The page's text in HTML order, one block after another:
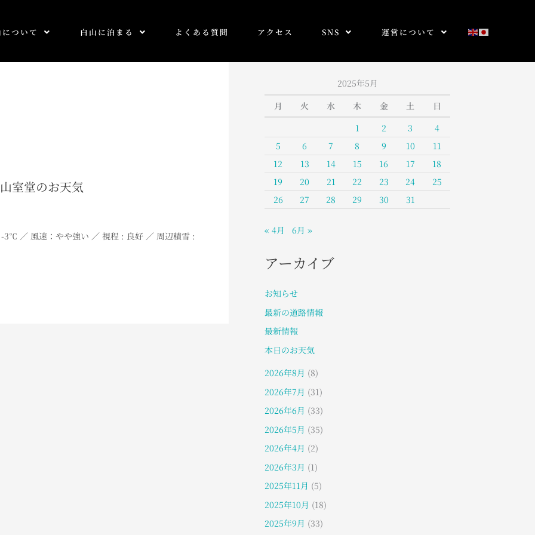
について 白山に泊まる よくある質問 アクセス SNS 運営について
室堂のお天気
／ 風速：やや強い ／ 視程 : 良好 ／ 周辺積雪 :
2025年5月
月
火 水 木 金 土
日
1
2 3
4
5
6 7 8 9 10
11
12
13 14 15 16 17
18
19
20 21 22 23 24
25
26
27 28 29 30 31
« 4月 6月 »
アーカイブ
お知らせ
最新の道路情報
最新情報
本日のお天気
2026年8月 (8)
2026年7月 (31)
2026年6月 (33)
2026年5月 (35)
2026年4月 (2)
2026年3月 (1)
2025年11月 (5)
2025年10月 (18)
2025年9月 (33)